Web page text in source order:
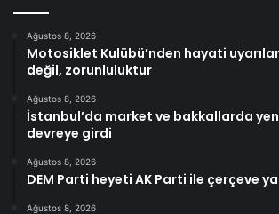
Ağustos 8, 2026
Motosiklet Kulübü’nden hayati
değil, zorunluluktur
Ağustos 8, 2026
İstanbul’da market ve bakkallarda
devreye girdi
Ağustos 8, 2026
DEM Parti heyeti AK Parti ile çerçeve
Ağustos 8, 2026